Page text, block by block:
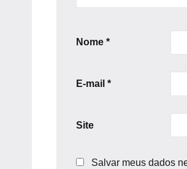
Nome *
E-mail *
Site
Salvar meus dados